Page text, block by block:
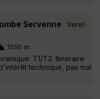
Servenne
Verel-
1550 m
T1/T2. Itinéraire
technique, pas mal